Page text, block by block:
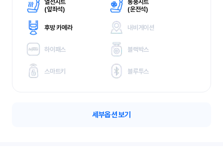
열선시트
(앞좌석)
통풍시트
(운전석)
후방 카메라 내비게이션
하이패스 블랙박스
스마트키 블루투스
세부옵션 보기